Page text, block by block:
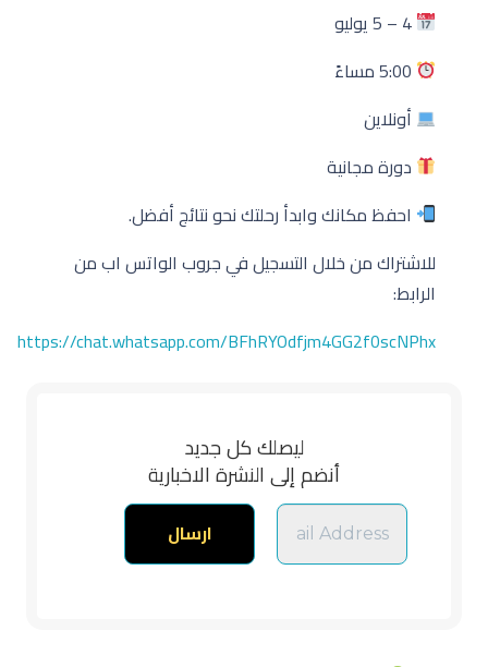
4 – 5 يوليو
أونلاين
دورة مجانية
احفظ مكانك وابدأ رحلتك نحو نتائج أفضل.
للاشتراك من خلال التسجيل في جروب الواتس اب من
الرابط:
https://chat.whatsapp.com/BFhRYOdfjm4GG2f0scNPhx
ليصلك كل جديد
أنضم إلى النشرة الاخبارية